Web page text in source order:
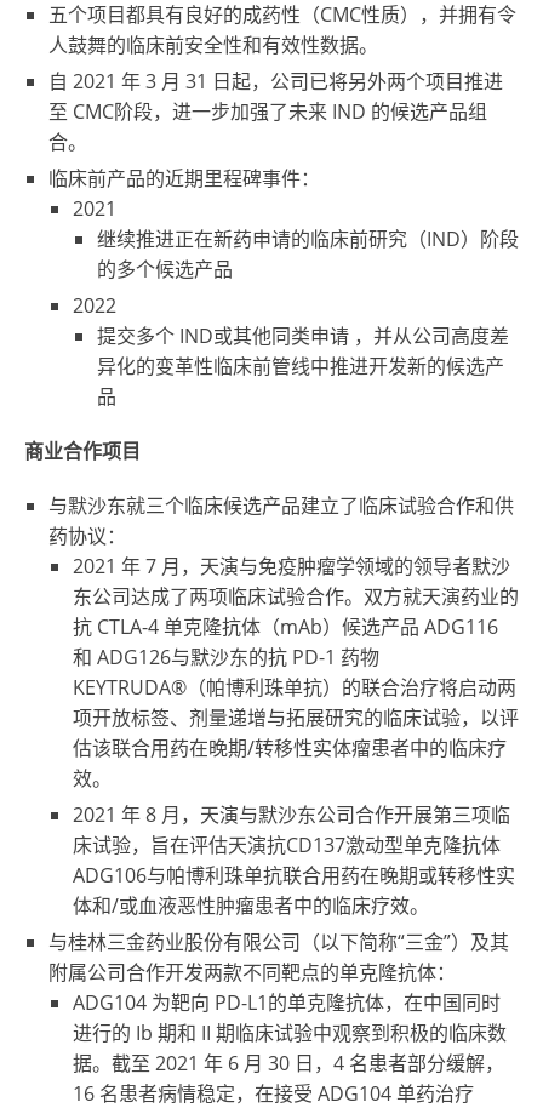
五个项目都具有良好的成药性（CMC性质），并拥有令
人鼓舞的临床前安全性和有效性数据。
自 2021 年 3 月 31 日起，公司已将另外两个项目推进
至 CMC阶段，进一步加强了未来 IND 的候选产品组
合。
临床前产品的近期里程碑事件：
2021
继续推进正在新药申请的临床前研究（IND）阶段
的多个候选产品
2022
提交多个 IND或其他同类申请 ，并从公司高度差
异化的变革性临床前管线中推进开发新的候选产
品
商业合作项目
与默沙东就三个临床候选产品建立了临床试验合作和供
药协议：
2021 年 7 月，天演与免疫肿瘤学领域的领导者默沙
东公司达成了两项临床试验合作。双方就天演药业的
抗 CTLA-4 单克隆抗体（mAb）候选产品 ADG116
和 ADG126与默沙东的抗 PD-1 药物
KEYTRUDA®（帕博利珠单抗）的联合治疗将启动两
项开放标签、剂量递增与拓展研究的临床试验，以评
估该联合用药在晚期/转移性实体瘤患者中的临床疗
效。
2021 年 8 月，天演与默沙东公司合作开展第三项临
床试验，旨在评估天演抗CD137激动型单克隆抗体
ADG106与帕博利珠单抗联合用药在晚期或转移性实
体和/或血液恶性肿瘤患者中的临床疗效。
与桂林三金药业股份有限公司（以下简称“三金”）及其
附属公司合作开发两款不同靶点的单克隆抗体：
ADG104 为靶向 PD-L1的单克隆抗体，在中国同时
进行的 Ib 期和 II 期临床试验中观察到积极的临床数
据。截至 2021 年 6 月 30 日，4 名患者部分缓解，
16 名患者病情稳定，在接受 ADG104 单药治疗